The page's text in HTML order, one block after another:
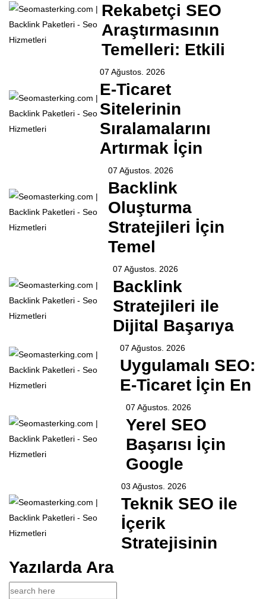
Rekabetçi SEO
Araştırmasının
Temelleri: Etkili
07 Ağustos. 2026
E-Ticaret
Sitelerinin
Sıralamalarını
Artırmak İçin
07 Ağustos. 2026
Backlink
Oluşturma
Stratejileri İçin
Temel
07 Ağustos. 2026
Backlink
Stratejileri ile
Dijital Başarıya
07 Ağustos. 2026
Uygulamalı SEO:
E-Ticaret İçin En
07 Ağustos. 2026
Yerel SEO
Başarısı İçin
Google
03 Ağustos. 2026
Teknik SEO ile
İçerik
Stratejisinin
Yazılarda Ara